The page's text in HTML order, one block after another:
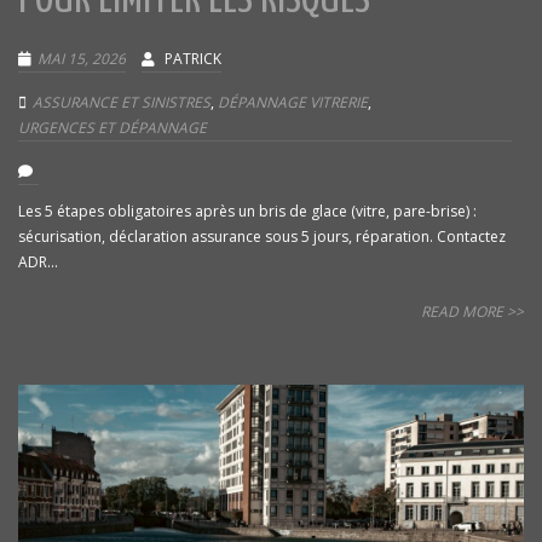
MAI 15, 2026 PATRICK
ASSURANCE ET SINISTRES, DÉPANNAGE VITRERIE,
URGENCES ET DÉPANNAGE
Les 5 étapes obligatoires après un bris de glace (vitre, pare-brise) :
sécurisation, déclaration assurance sous 5 jours, réparation. Contactez
ADR...
READ MORE >>